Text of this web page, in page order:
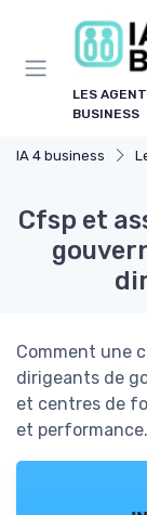
LES
BUSINESS
IA 4 business
Cfsp et
Comment une
dirigeants de
et centres de
et performance.